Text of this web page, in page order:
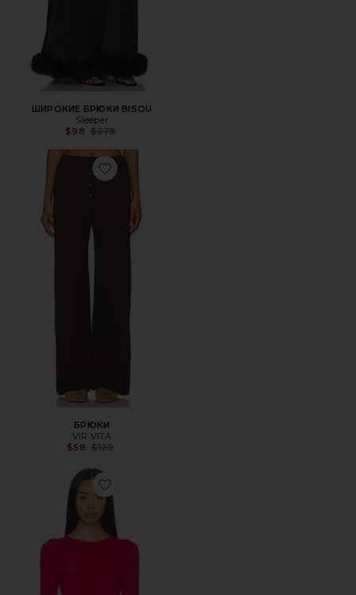
ШИРОКИЕ БРЮКИ BISOU
Sleeper
$98 Previous price:
$278
Favorite БРЮКИ
БРЮКИ
VIR VITA
$58 Previous price:
$120
Favorite ФУТБОЛКА WHIPPED